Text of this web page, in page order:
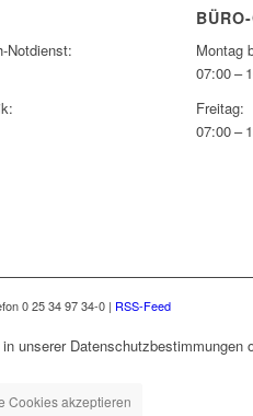
Notdienst:
Montag
07:00 –
Freitag:
07:00 –
0 25 34 97 34-0 | RSS-Feed
unserer Datenschutzbestimmungen
Cookies akzeptieren